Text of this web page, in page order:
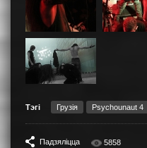
Тэгі Грузiя Psychounaut 4
Падзяліцца 5858